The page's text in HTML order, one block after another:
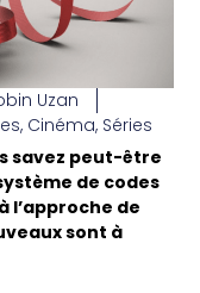
Uzan
, Cinéma, Séries
savez peut-être
de codes
l’approche de
sont à